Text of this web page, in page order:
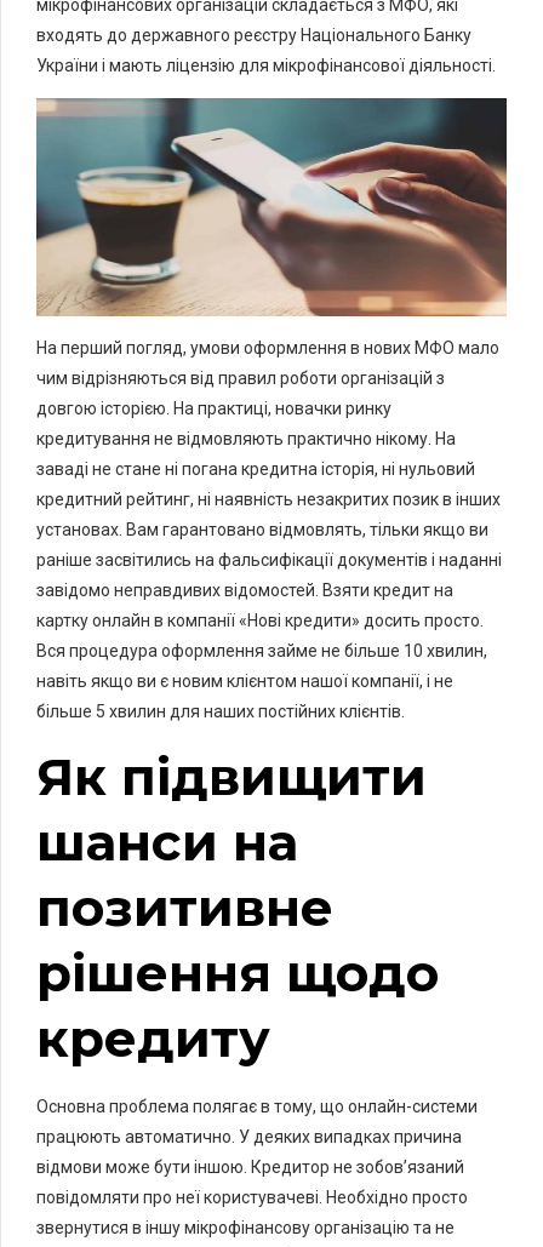
мікрофінансових організацій складається з МФО, які
входять до державного реєстру Національного Банку
України і мають ліцензію для мікрофінансової діяльності.
На перший погляд, умови оформлення в нових МФО мало
чим відрізняються від правил роботи організацій з
довгою історією. На практиці, новачки ринку
кредитування не відмовляють практично нікому. На
заваді не стане ні погана кредитна історія, ні нульовий
кредитний рейтинг, ні наявність незакритих позик в інших
установах. Вам гарантовано відмовлять, тільки якщо ви
раніше засвітились на фальсифікації документів і наданні
завідомо неправдивих відомостей. Взяти кредит на
картку онлайн в компанії «Нові кредити» досить просто.
Вся процедура оформлення займе не більше 10 хвилин,
навіть якщо ви є новим клієнтом нашої компанії, і не
більше 5 хвилин для наших постійних клієнтів.
Як підвищити
шанси на
позитивне
рішення щодо
кредиту
Основна проблема полягає в тому, що онлайн-системи
працюють автоматично. У деяких випадках причина
відмови може бути іншою. Кредитор не зобов’язаний
повідомляти про неї користувачеві. Необхідно просто
звернутися в іншу мікрофінансову організацію та не